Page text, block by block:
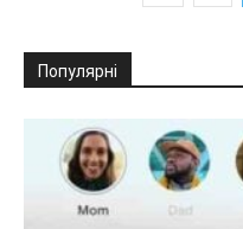
Популярні